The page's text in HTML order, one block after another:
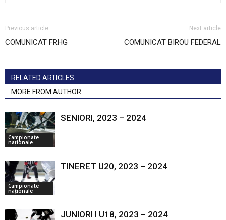
Previous article
COMUNICAT FRHG
Next article
COMUNICAT BIROU FEDERAL
RELATED ARTICLES
MORE FROM AUTHOR
Campionate
naționale
SENIORI, 2023 – 2024
Campionate
naționale
TINERET U20, 2023 – 2024
JUNIORI I U18, 2023 – 2024